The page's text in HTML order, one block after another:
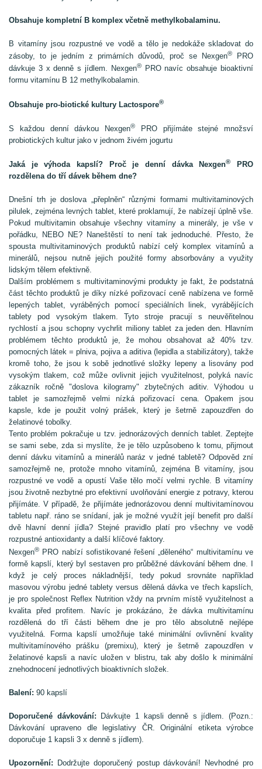
Obsahuje kompletní B komplex včetně methylkobalaminu.
B vitamíny jsou rozpustné ve vodě a tělo je nedokáže skladovat do
zásoby, to je jedním z primárních důvodů, proč se Nexgen®
PRO
dávkuje 3 x denně s jídlem. Nexgen®PRO navíc obsahuje bioaktivní
formu vitamínu B 12 methylkobalamin.
Obsahuje pro-biotické kultury Lactospore®
S každou denní dávkou Nexgen®
PRO přijímáte stejné množsví
probiotických kultur jako v jednom živém jogurtu
Jaká je výhoda kapslí? Proč je denní dávka Nexgen®
PRO
rozdělena do tří dávek během dne?
Dnešní trh je doslova „přeplněn“ různými formami multivitaminových
pilulek, zejména levných tablet, které proklamují, že nabízejí úplně vše.
Pokud multivitamin obsahuje všechny vitamíny a minerály, je vše v
pořádku, NEBO NE? Naneštěstí to není tak jednoduché. Přesto, že
spousta multivitaminových produktů nabízí celý komplex vitamínů a
minerálů, nejsou nutně jejich použité formy absorbovány a využity
lidským tělem efektivně.
Dalším problémem s multivitaminovými produkty je fakt, že podstatná
část těchto produktů je díky nízké pořizovací ceně nabízena ve formě
lepených tablet, vyráběných pomocí speciálních linek, vyrábějících
tablety pod vysokým tlakem. Tyto stroje pracují s neuvěřitelnou
rychlostí a jsou schopny vychrlit miliony tablet za jeden den. Hlavním
problémem těchto produktů je, že mohou obsahovat až 40% tzv.
pomocných látek = plniva, pojiva a aditiva (lepidla a stabilizátory), takže
kromě toho, že jsou k sobě jednotlivé složky lepeny a lisovány pod
vysokým tlakem, což může ovlivnit jejich využitelnost, polyká navíc
zákazník ročně "doslova kilogramy" zbytečných aditiv. Výhodou u
tablet je samozřejmě velmi nízká pořizovací cena. Opakem jsou
kapsle, kde je použit volný prášek, který je šetrně zapouzdřen do
želatinové tobolky.
Tento problém pokračuje u tzv. jednorázových denních tablet. Zeptejte
se sami sebe, zda si myslíte, že je tělo uzpůsobeno k tomu, přijmout
denní dávku vitamínů a minerálů naráz v jedné tabletě? Odpověd zní
samozřejmě ne, protože mnoho vitamínů, zejména B vitamíny, jsou
rozpustné ve vodě a opustí Vaše tělo močí velmi rychle. B vitamíny
jsou životně nezbytné pro efektivní uvolňování energie z potravy, kterou
přijímáte. V případě, že přijímáte jednorázovou denní multivitamínovou
tabletu např. ráno se snídaní, jak je možné využít její benefit pro další
dvě hlavní denní jídla? Stejné pravidlo platí pro všechny ve vodě
rozpustné antioxidanty a další klíčové faktory.
Nexgen® PRO nabízí sofistikované řešení „děleného“ multivitamínu ve
formě kapslí, který byl sestaven pro průběžné dávkování během dne. I
když je celý proces nákladnější, tedy pokud srovnáte například
masovou výrobu jedné tablety versus dělená dávka ve třech kapslích,
je pro společnost Reflex Nutrition vždy na prvním místě využitelnost a
kvalita před profitem. Navíc je prokázáno, že dávka multivitamínu
rozdělená do tří části během dne je pro tělo absolutně nejlépe
využitelná. Forma kapslí umožňuje také minimální ovlivnění kvality
multivitamínového prášku (premixu), který je šetrně zapouzdřen v
želatinové kapsli a navíc uložen v blistru, tak aby došlo k minimální
znehodnocení jednotlivých bioaktivních složek.
Balení: 90 kapslí
Doporučené dávkování: Dávkujte 1 kapsli denně s jídlem. (Pozn.:
Dávkování upraveno dle legislativy ČR. Originální etiketa výrobce
doporučuje 1 kapsli 3 x denně s jídlem).
Upozornění: Dodržujte doporučený postup dávkování! Nevhodné pro